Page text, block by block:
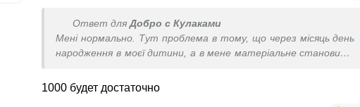
Ответ для Добро с Кулаками
Мені нормально. Тут проблема в тому, що через місяць день
народження в моєї дитини, а в мене матеріальне становище
скільки грошей чи іграшку на яку суму їх дитині подарували.
Не хочу, щоб вона відчувала себе зобов´язаною.
1000 будет достаточно